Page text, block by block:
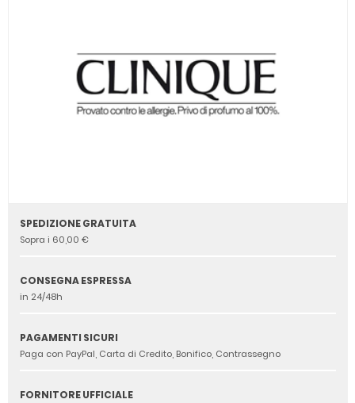
SPEDIZIONE GRATUITA
Sopra i 60,00 €
CONSEGNA ESPRESSA
in 24/48h
PAGAMENTI SICURI
Paga con PayPal, Carta di Credito, Bonifico, Contrassegno
FORNITORE UFFICIALE